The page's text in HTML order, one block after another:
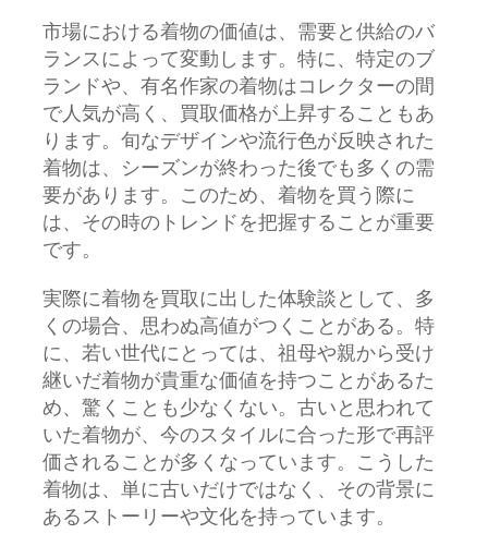
市場における着物の価値は、需要と供給のバ
ランスによって変動します。特に、特定のブ
ランドや、有名作家の着物はコレクターの間
で人気が高く、買取価格が上昇することもあ
ります。旬なデザインや流行色が反映された
着物は、シーズンが終わった後でも多くの需
要があります。このため、着物を買う際に
は、その時のトレンドを把握することが重要
です。
実際に着物を買取に出した体験談として、多
くの場合、思わぬ高値がつくことがある。特
に、若い世代にとっては、祖母や親から受け
継いだ着物が貴重な価値を持つことがあるた
め、驚くことも少なくない。古いと思われて
いた着物が、今のスタイルに合った形で再評
価されることが多くなっています。こうした
着物は、単に古いだけではなく、その背景に
あるストーリーや文化を持っています。